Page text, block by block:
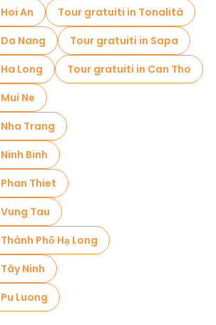
a Da Lat
Tour gratuiti nelle vicinanze Highland Sport Travel - Dalat adventure tours
An
Tour gratuiti in Tonalità
Nang
Tour gratuiti in Sapa
Long
Tour gratuiti in Can Tho
Ne
Trang
Binh
Thiet
Tau
Phố Hạ Long
Ninh
Luong